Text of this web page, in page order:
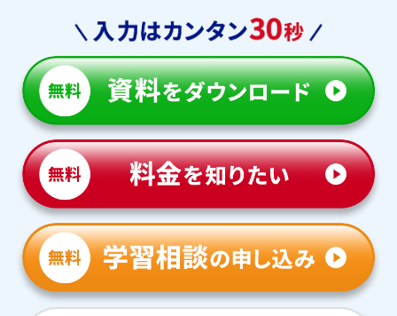
早稲田摂稜中 清教学園中
帝塚山泉ヶ丘中 羽衣学園中
初芝富田林中 初芝立命館中
大阪体育大学浪商中 賢明学院中
大阪青凌中 同志社国際中
和歌山信愛中 甲南女子中
同志社中 立命館宇治中
淳心学院中 甲南中